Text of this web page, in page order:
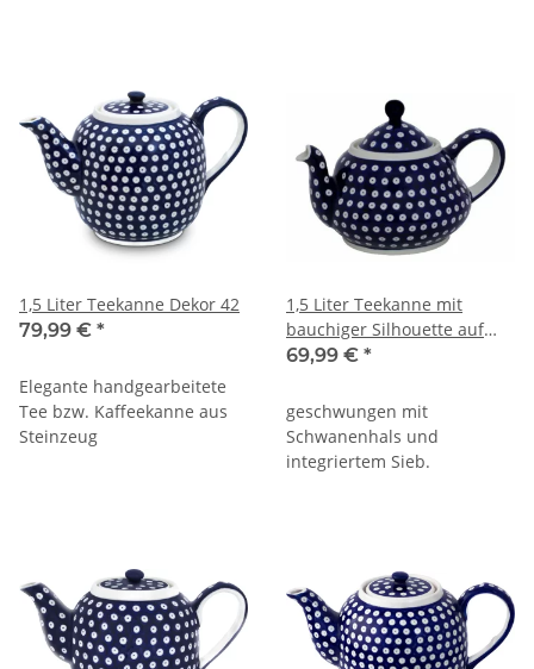
1,5 Liter Teekanne Dekor 42
79,99 € *
Elegante handgearbeitete
Tee bzw. Kaffeekanne aus
Steinzeug
1,5 Liter Teekanne mit
bauchiger Silhouette auf
zwei Ebenen, Dekor 42
69,99 € *
geschwungen mit
Schwanenhals und
integriertem Sieb.